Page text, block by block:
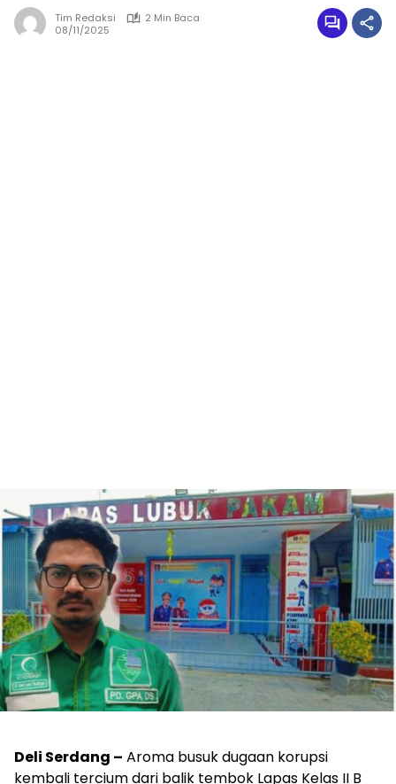
Tim Redaksi
2 Min Baca
08/11/2025
Deli Serdang – Aroma busuk dugaan korupsi
kembali tercium dari balik tembok Lapas Kelas II B